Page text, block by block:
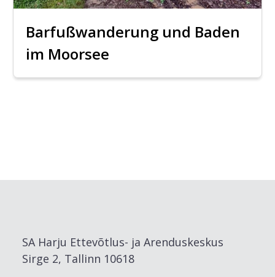
Barfußwanderung und Baden
im Moorsee
SA Harju Ettevõtlus- ja Arenduskeskus
Sirge 2, Tallinn 10618